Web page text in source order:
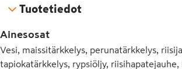
Tuotetiedot
Ainesosat
Vesi, maissitärkkelys, perunatärkkelys,
tapiokatärkkelys, rypsiöljy, riisihapatejauhe,